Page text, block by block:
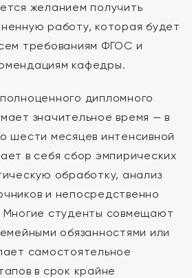
желанием получить
работу, которая будет
требованиям ФГОС и
кафедры.
дипломного
значительное время — в
шести месяцев интенсивной
в себя сбор эмпирических
обработку, анализ
и непосредственно
Многие студенты совмещают
обязанностями или
самостоятельное
в срок крайне